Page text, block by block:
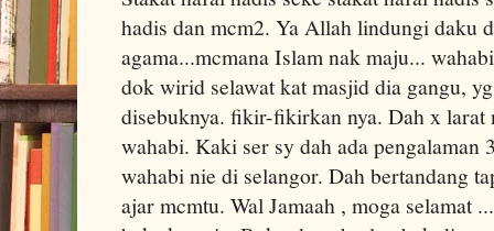
hadis dan mcm2. Ya Allah lindungi daku
agama...mcmana Islam nak maju...
dok wirid selawat kat masjid dia gangu,
disebuknya. fikir-fikirkan nya. Dah x larat
wahabi. Kaki ser sy dah ada pengalaman
wahabi nie di selangor. Dah bertandang
ajar mcmtu. Wal Jamaah , moga selamat